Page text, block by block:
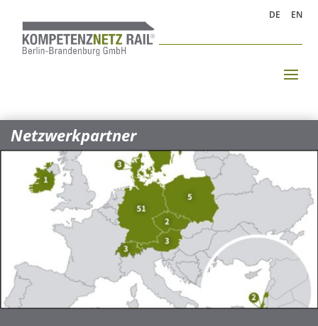
DE EN
Netzwerkpartner